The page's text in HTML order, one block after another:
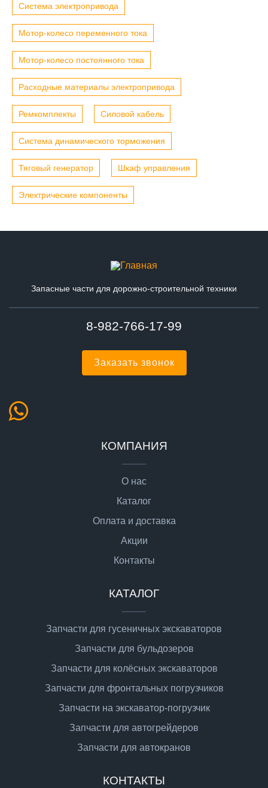
Система электропривода
Мотор-колесо переменного тока
Мотор-колесо постоянного тока
Расходные материалы электропривода
Ремкомплекты Силовой кабель
Система динамического торможения
Тяговый генератор Шкаф управления
Электрические компоненты
Запасные части для дорожно-строительной техники
8-982-766-17-99
Заказать звонок
КОМПАНИЯ
О нас
Каталог
Оплата и доставка
Акции
Контакты
КАТАЛОГ
Запчасти для гусеничных экскаваторов
Запчасти для бульдозеров
Запчасти для колёсных экскаваторов
Запчасти для фронтальных погрузчиков
Запчасти на экскаватор-погрузчик
Запчасти для автогрейдеров
Запчасти для автокранов
КОНТАКТЫ